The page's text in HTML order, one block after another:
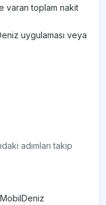
varan toplam nakit
uygulaması veya
adımları takip
MobilDeniz